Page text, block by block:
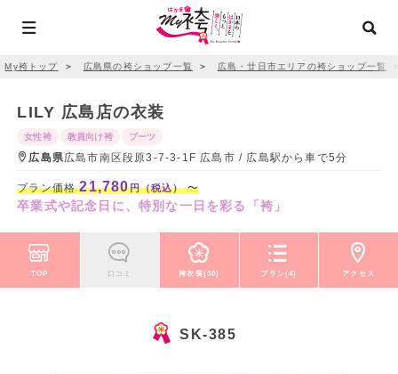
My袴トップ ＞ 広島県の袴ショップ一覧 ＞ 広島・廿日市エリアの袴ショップ一覧
LILY 広島店の衣装
女性袴 教員向け袴 ブーツ
広島県広島市南区段原3-7-3-1F 広島市 / 広島駅から車で5分
プラン価格21,780円（税込）〜
卒業式や記念日に、特別な一日を彩る「袴」
TOP 口コミ 袴衣装(30) プラン(4) アクセス
SK-385